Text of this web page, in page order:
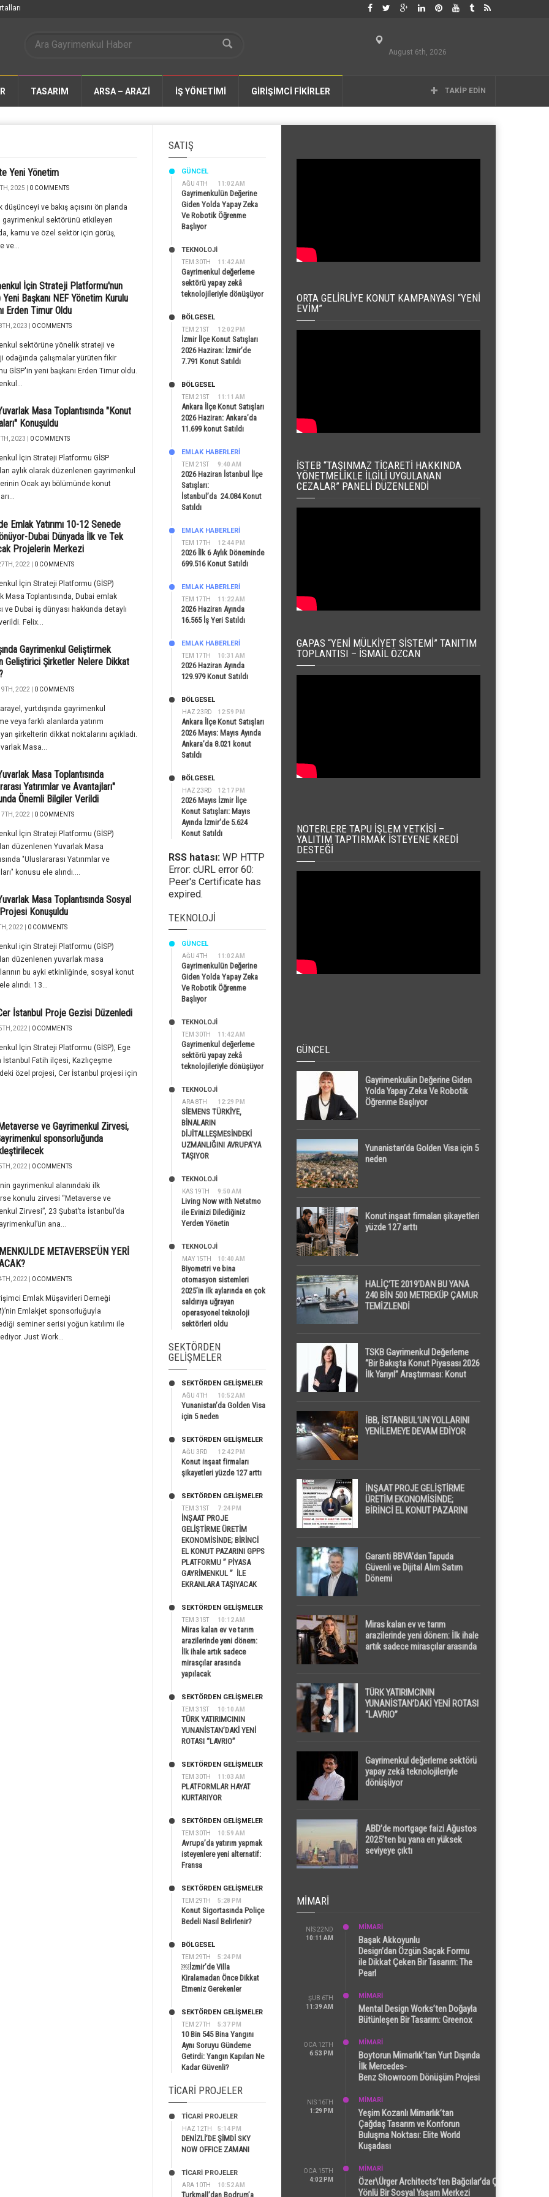
August 6th, 2026
TASARIM ARSA – ARAZİ İŞ YÖNETİMİ GİRİŞİMCİ FİKİRLER TAKIP EDIN
Yeni Yönetim
2025 | 0 COMMENTS
düşünceyi ve bakış açısını ön planda
gayrimenkul sektörünü etkileyen
kamu ve özel sektör için görüş,
ve...
İçin Strateji Platformu'nun
Başkanı NEF Yönetim Kurulu
Erden Timur Oldu
2023 | 0 COMMENTS
sektörüne yönelik strateji ve
odağında çalışmalar yürüten fikir
GİSP'in yeni başkanı Erden Timur oldu.
Masa Toplantısında "Konut
Konuşuldu
2023 | 0 COMMENTS
İçin Strateji Platformu GİSP
aylık olarak düzenlenen gayrimenkul
Ocak ayı bölümünde konut
Emlak Yatırımı 10-12 Senede
Dubai Dünyada İlk ve Tek
Projelerin Merkezi
2022 | 0 COMMENTS
İçin Strateji Platformu (GİSP)
Masa Toplantısında, Dubai emlak
ve Dubai iş dünyası hakkında detaylı
Felix...
Gayrimenkul Geliştirmek
Geliştirici Şirketler Nelere Dikkat
2022 | 0 COMMENTS
yurtdışında gayrimenkul
veya farklı alanlarda yatırım
şirkelterin dikkat noktalarını açıkladı.
Masa...
Masa Toplantısında
Yatırımlar ve Avantajları"
Önemli Bilgiler Verildi
2022 | 0 COMMENTS
İçin Strateji Platformu (GİSP)
düzenlenen Yuvarlak Masa
"Uluslararası Yatırımlar ve
konusu ele alındı....
Masa Toplantısında Sosyal
Konuşuldu
2022 | 0 COMMENTS
için Strateji Platformu (GİSP)
düzenlenen yuvarlak masa
bu ayki etkinliğinde, sosyal konut
alındı. 13...
İstanbul Proje Gezisi Düzenledi
2022 | 0 COMMENTS
İçin Strateji Platformu (GİSP), Ege
İstanbul Fatih ilçesi, Kazlıçeşme
özel projesi, Cer İstanbul projesi için
ve Gayrimenkul Zirvesi,
sponsorluğunda
2022 | 0 COMMENTS
gayrimenkul alanındaki ilk
konulu zirvesi “Metaverse ve
Zirvesi”, 23 Şubat’ta İstanbul’da
ana...
METAVERSE’ÜN YERİ
2022 | 0 COMMENTS
Emlak Müşavirleri Derneği
Emlakjet sponsorluğuyla
seminer serisi yoğun katılımı ile
Just Work...
SATIŞ
AĞU 4TH 11:02 AM
GÜNCEL
Gayrimenkulün Değerine
Giden Yolda Yapay Zeka
Ve Robotik Öğrenme
Başlıyor
TEM 30TH 11:42 AM
TEKNOLOJİ
Gayrimenkul değerleme
sektörü yapay zekâ
teknolojileriyle dönüşüyor
TEM 21ST 12:02 PM
BÖLGESEL
İzmir İlçe Konut Satışları
2026 Haziran: İzmir’de
7.791 Konut Satıldı
TEM 21ST 11:11 AM
BÖLGESEL
Ankara İlçe Konut Satışları
2026 Haziran: Ankara’da
11.699 konut Satıldı
TEM 21ST 9:40 AM
EMLAK HABERLERI
2026 Haziran İstanbul İlçe
Satışları:
İstanbul’da 24.084 Konut
Satıldı
TEM 17TH 12:44 PM
EMLAK HABERLERI
2026 İlk 6 Aylık Döneminde
699.516 Konut Satıldı
TEM 17TH 11:22 AM
EMLAK HABERLERI
2026 Haziran Ayında
16.565 İş Yeri Satıldı
TEM 17TH 10:31 AM
EMLAK HABERLERI
2026 Haziran Ayında
129.979 Konut Satıldı
HAZ 23RD 12:59 PM
BÖLGESEL
Ankara İlçe Konut Satışları
2026 Mayıs: Mayıs Ayında
Ankara’da 8.021 konut
Satıldı
HAZ 23RD 12:17 PM
BÖLGESEL
2026 Mayıs İzmir İlçe
Konut Satışları: Mayıs
Ayında İzmir’de 5.624
Konut Satıldı
RSS hatası: WP HTTP
Error: cURL error 60:
Peer's Certificate has
expired.
TEKNOLOJI
AĞU 4TH 11:02 AM
GÜNCEL
Gayrimenkulün Değerine
Giden Yolda Yapay Zeka
Ve Robotik Öğrenme
Başlıyor
TEM 30TH 11:42 AM
TEKNOLOJİ
Gayrimenkul değerleme
sektörü yapay zekâ
teknolojileriyle dönüşüyor
ARA 8TH 12:29 PM
TEKNOLOJİ
SİEMENS TÜRKİYE,
BİNALARIN
DİJİTALLEŞMESİNDEKİ
UZMANLIĞINI AVRUPA’YA
TAŞIYOR
KAS 19TH 9:50 AM
TEKNOLOJİ
Living Now with Netatmo
ile Evinizi Dilediğiniz
Yerden Yönetin
MAY 15TH 10:40 AM
TEKNOLOJİ
Biyometri ve bina
otomasyon sistemleri
2025’in ilk aylarında en çok
saldırıya uğrayan
operasyonel teknoloji
sektörleri oldu
SEKTÖRDEN
GELIŞMELER
AĞU 4TH 10:52 AM
SEKTÖRDEN GELIŞMELER
Yunanistan’da Golden Visa
için 5 neden
AĞU 3RD 12:42 PM
SEKTÖRDEN GELIŞMELER
Konut inşaat firmaları
şikayetleri yüzde 127 arttı
TEM 31ST 7:24 PM
SEKTÖRDEN GELIŞMELER
İNŞAAT PROJE
GELİŞTİRME ÜRETİM
EKONOMİSİNDE; BİRİNCİ
EL KONUT PAZARINI GPPS
PLATFORMU ” PİYASA
GAYRİMENKUL ” İLE
EKRANLARA TAŞIYACAK
TEM 31ST 10:12 AM
SEKTÖRDEN GELIŞMELER
Miras kalan ev ve tarım
arazilerinde yeni dönem:
İlk ihale artık sadece
mirasçılar arasında
yapılacak
TEM 31ST 10:10 AM
SEKTÖRDEN GELIŞMELER
TÜRK YATIRIMCININ
YUNANİSTAN’DAKİ YENİ
ROTASI “LAVRIO”
TEM 30TH 11:03 AM
SEKTÖRDEN GELIŞMELER
PLATFORMLAR HAYAT
KURTARIYOR
TEM 30TH 10:59 AM
SEKTÖRDEN GELIŞMELER
Avrupa’da yatırım yapmak
isteyenlere yeni alternatif:
Fransa
TEM 29TH 5:28 PM
SEKTÖRDEN GELIŞMELER
Konut Sigortasında Poliçe
Bedeli Nasıl Belirlenir?
TEM 29TH 5:24 PM
BÖLGESEL
￼İzmir’de Villa
Kiralamadan Önce Dikkat
Etmeniz Gerekenler
TEM 27TH 5:37 PM
SEKTÖRDEN GELIŞMELER
10 Bin 545 Bina Yangını
Aynı Soruyu Gündeme
Getirdi: Yangın Kapıları Ne
Kadar Güvenli?
TICARI PROJELER
HAZ 12TH 5:14 PM
TİCARİ PROJELER
DENİZLİ’DE ŞİMDİ SKY
NOW OFFICE ZAMANI
ARA 10TH 10:52 AM
TİCARİ PROJELER
Turkmall’dan Bodrum’a
ORTA GELIRLIYE KONUT KAMPANYASI “YENI
EVIM”
İSTEB “TAŞINMAZ TICARETI HAKKINDA
YÖNETMELIKLE İLGILI UYGULANAN
CEZALAR” PANELI DÜZENLENDI
GAPAS “YENI MÜLKIYET SISTEMI” TANITIM
TOPLANTISI – İSMAIL ÖZCAN
NOTERLERE TAPU İŞLEM YETKISI –
YALITIM TAPTIRMAK İSTEYENE KREDI
DESTEĞI
GÜNCEL
Gayrimenkulün Değerine Giden
Yolda Yapay Zeka Ve Robotik
Öğrenme Başlıyor
Yunanistan’da Golden Visa için 5
neden
Konut inşaat firmaları şikayetleri
yüzde 127 arttı
HALİÇ’TE 2019’DAN BU YANA
240 BİN 500 METREKÜP ÇAMUR
TEMİZLENDİ
TSKB Gayrimenkul Değerleme
“Bir Bakışta Konut Piyasası 2026
İlk Yarıyıl” Araştırması: Konut
Dikkat Çekti
İBB, İSTANBUL’UN YOLLARINI
YENİLEMEYE DEVAM EDİYOR
İNŞAAT PROJE GELİŞTİRME
ÜRETİM EKONOMİSİNDE;
BİRİNCİ EL KONUT PAZARINI
Garanti BBVA’dan Tapuda
Güvenli ve Dijital Alım Satım
Dönemi
Miras kalan ev ve tarım
arazilerinde yeni dönem: İlk ihale
artık sadece mirasçılar arasında
TÜRK YATIRIMCININ
YUNANİSTAN’DAKİ YENİ ROTASI
“LAVRIO”
Gayrimenkul değerleme sektörü
yapay zekâ teknolojileriyle
dönüşüyor
ABD’de mortgage faizi Ağustos
2025’ten bu yana en yüksek
seviyeye çıktı
MIMARI
NIS 22ND
10:11 AM
MİMARİ
Başak Akkoyunlu
Design’dan Özgün Saçak Formu
ile Dikkat Çeken Bir Tasarım: The
Pearl
ŞUB 6TH
11:39 AM
MİMARİ
Mental Design Works’ten Doğayla
Bütünleşen Bir Tasarım: Greenox
OCA 12TH
6:53 PM
MİMARİ
Boytorun Mimarlık’tan Yurt Dışında
İlk Mercedes-
Benz Showroom Dönüşüm Projesi
NIS 16TH
1:29 PM
MİMARİ
Yeşim Kozanlı Mimarlık’tan
Çağdaş Tasarım ve Konforun
Buluşma Noktası: Elite World
Kuşadası
OCA 15TH
4:02 PM
MİMARİ
Özer\Ürger Architects’ten Bağcılar’da Çok
Yönlü Bir Sosyal Yaşam Merkezi